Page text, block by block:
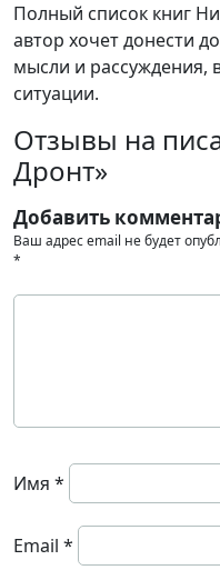
Полный список книг
автор хочет донести
мысли и рассуждения,
ситуации.
Отзывы на
Дронт»
Добавить
Ваш адрес email не будет
*
Имя *
Email *